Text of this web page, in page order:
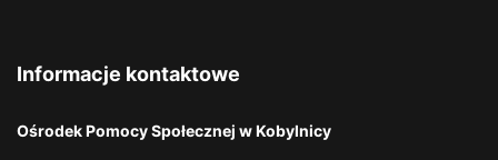
Informacje kontaktowe
Ośrodek Pomocy Społecznej w Kobylnicy